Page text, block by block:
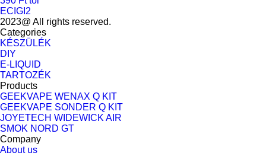
ECIGI2
2023@ All rights reserved.
Categories
KÉSZÜLÉK
DIY
E-LIQUID
TARTOZÉK
Products
GEEKVAPE WENAX Q KIT
GEEKVAPE SONDER Q KIT
JOYETECH WIDEWICK AIR
SMOK NORD GT
Company
About us